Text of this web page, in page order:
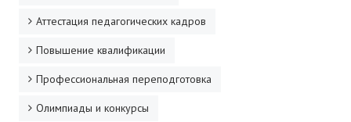
Готовимся к новому учебному году 2026-2027
ДПО
Аттестация педагогических кадров
Повышение квалификации
Профессиональная переподготовка
Олимпиады и конкурсы